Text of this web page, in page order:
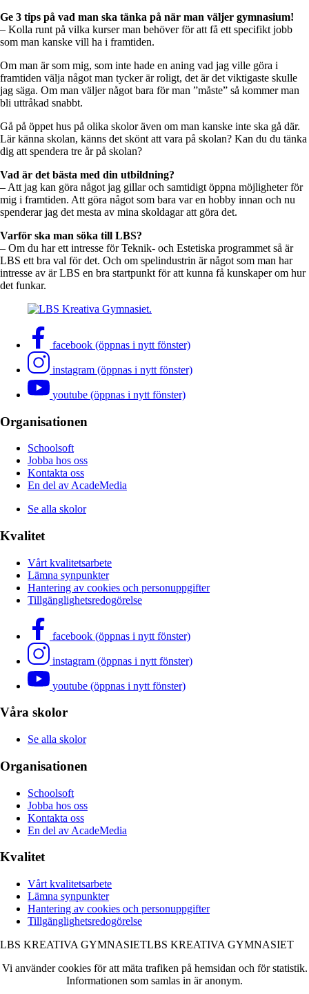
Ge 3 tips på vad man ska tänka på när man väljer gymnasium!
– Kolla runt på vilka kurser man behöver för att få ett specifikt jobb
som man kanske vill ha i framtiden.
Om man är som mig, som inte hade en aning vad jag ville göra i
framtiden välja något man tycker är roligt, det är det viktigaste skulle
jag säga. Om man väljer något bara för man ”måste” så kommer man
bli uttråkad snabbt.
Gå på öppet hus på olika skolor även om man kanske inte ska gå där.
Lär känna skolan, känns det skönt att vara på skolan? Kan du du tänka
dig att spendera tre år på skolan?
Vad är det bästa med din utbildning?
– Att jag kan göra något jag gillar och samtidigt öppna möjligheter för
mig i framtiden. Att göra något som bara var en hobby innan och nu
spenderar jag det mesta av mina skoldagar att göra det.
Varför ska man söka till LBS?
– Om du har ett intresse för Teknik- och Estetiska programmet så är
LBS ett bra val för det. Och om spelindustrin är något som man har
intresse av är LBS en bra startpunkt för att kunna få kunskaper om hur
det funkar.
facebook (öppnas i nytt fönster)
instagram (öppnas i nytt fönster)
youtube (öppnas i nytt fönster)
Organisationen
Schoolsoft
Jobba hos oss
Kontakta oss
En del av AcadeMedia
Se alla skolor
Kvalitet
Vårt kvalitetsarbete
Lämna synpunkter
Hantering av cookies och personuppgifter
Tillgänglighetsredogörelse
facebook (öppnas i nytt fönster)
instagram (öppnas i nytt fönster)
youtube (öppnas i nytt fönster)
Våra skolor
Se alla skolor
Organisationen
Schoolsoft
Jobba hos oss
Kontakta oss
En del av AcadeMedia
Kvalitet
Vårt kvalitetsarbete
Lämna synpunkter
Hantering av cookies och personuppgifter
Tillgänglighetsredogörelse
LBS KREATIVA GYMNASIETLBS KREATIVA GYMNASIET
Vi använder cookies för att mäta trafiken på hemsidan och för statistik.
Informationen som samlas in är anonym.